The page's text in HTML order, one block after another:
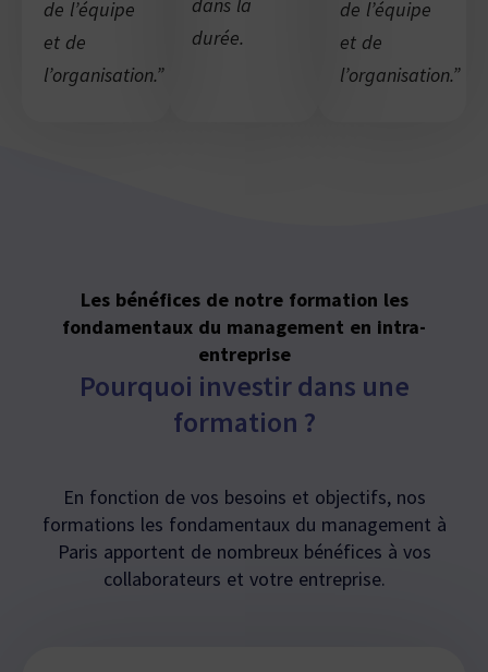
de l’équipe
et de
l’organisation.”
durée.
de l’équipe
et de
l’organisation.”
Les bénéfices de notre formation les
fondamentaux du management en intra-
entreprise
Pourquoi investir dans une
formation ?
En fonction de vos besoins et objectifs, nos
formations les fondamentaux du management à
Paris apportent de nombreux bénéfices à vos
collaborateurs et votre entreprise.